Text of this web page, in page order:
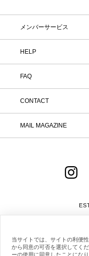
メンバーサービス
HELP
FAQ
CONTACT
MAIL MAGAZINE
当サイトでは、サイトの利便
から同意の可否を選択してく
ーの使用に同意したことにな